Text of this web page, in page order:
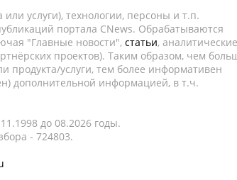
услуги), технологии, персоны и т.п.
портала CNews. Обрабатываются
"Главные новости", статьи, аналитические
проектов). Таким образом, чем
продукта/услуги, тем более информативен
дополнительной информацией, в т.ч.
до 08.2026 годы.
- 724803.